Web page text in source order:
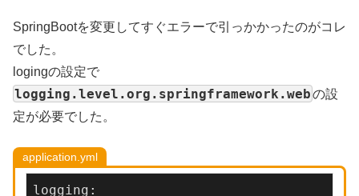
SpringBootを変更してすぐエラーで引っかかったのがコレ
でした。
logingの設定で
logging.level.org.springframework.webの設
定が必要でした。
application.yml
logging: